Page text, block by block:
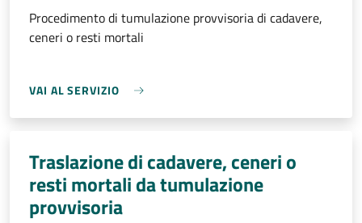
Procedimento di tumulazione provvisoria di cadavere,
ceneri o resti mortali
VAI AL SERVIZIO
Traslazione di cadavere, ceneri o
resti mortali da tumulazione
provvisoria